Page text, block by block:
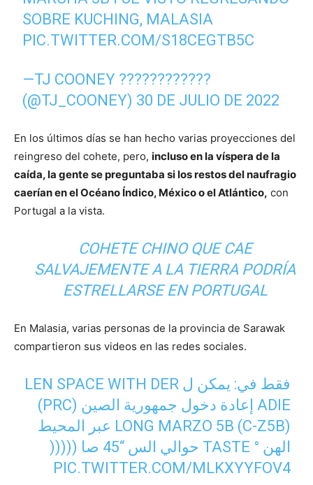
SOBRE KUCHING, MALASIA
PIC.TWITTER.COM/S18CEGTB5C
—TJ COONEY ????????????
(@TJ_COONEY) 30 DE JULIO DE 2022
En los últimos días se han hecho varias proyecciones del
reingreso del cohete, pero, incluso en la víspera de la
caída, la gente se preguntaba si los restos del naufragio
caerían en el Océano Índico, México o el Atlántico, con
Portugal a la vista.
COHETE CHINO QUE CAE
SALVAJEMENTE A LA TIERRA PODRÍA
ESTRELLARSE EN PORTUGAL
En Malasia, varias personas de la provincia de Sarawak
compartieron sus videos en las redes sociales.
فقط في: يمكن ل LEN SPACE WITH DER
ADIE إعادة دخول جمهورية الصين (PRC)
LONG MARZO 5B (C-Z5B) عبر المحيط
الهن ° TASTE حوالي الس “45 صا (((((
PIC.TWITTER.COM/MLKXYYFOV4